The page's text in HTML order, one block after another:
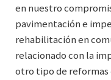
en nuestro
pavimentación e
rehabilitación en
relacionado con la
otro tipo de